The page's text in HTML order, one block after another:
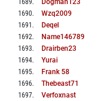
1689. Dogman123
1690. Wzq2009
1691 . Deqel
1692. Name146789
1693. Drairben23
1694. Yurai
1695. Frank 58
1696. Thebeast71
1697. Verfoxnast